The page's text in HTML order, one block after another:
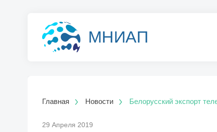
МНИАП
Главная Новости Белорусский экспорт
29 Апреля 2019